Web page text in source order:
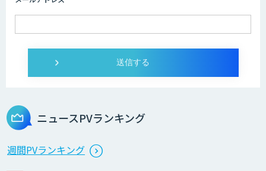
AI/DXソリューションサービス
エッジデバイス 組込AIモデル開発受託
ニュースPVランキング
週間PVランキング